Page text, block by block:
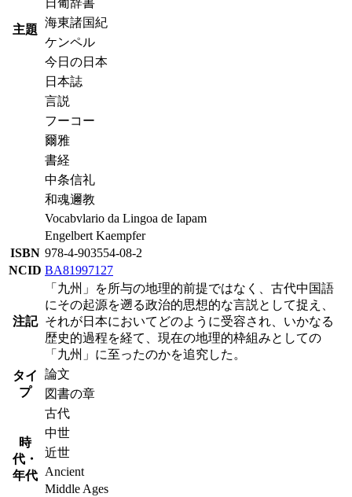
主題
日葡辞書
海東諸国紀
ケンペル
今日の日本
日本誌
言説
フーコー
爾雅
書経
中条信礼
和魂邇教
Vocabvlario da Lingoa de Iapam
Engelbert Kaempfer
ISBN 978-4-903554-08-2
NCID BA81997127
注記
「九州」を所与の地理的前提ではなく、古代中国語
にその起源を遡る政治的思想的な言説として捉え、
それが日本においてどのように受容され、いかなる
歴史的過程を経て、現在の地理的枠組みとしての
「九州」に至ったのかを追究した。
タイ
プ
論文
図書の章
時
代・
年代
古代
中世
近世
Ancient
Middle Ages